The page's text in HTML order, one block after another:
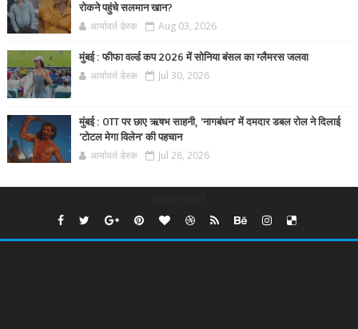
रोकने पहुंचे सलमान खान?
आर्यावर्त डेस्क Aug 03, 2026
मुंबई : फीफा वर्ल्ड कप 2026 में सोनिया बंसल का ग्लैमरस जलवा
आर्यावर्त डेस्क Jul 30, 2026
मुंबई : OTT पर छाए ऋषभ साहनी, 'नागबंधन' में दमदार डबल रोल ने दिलाई
'टोटल मेगा विलेन' की पहचान
आर्यावर्त डेस्क Jul 28, 2026